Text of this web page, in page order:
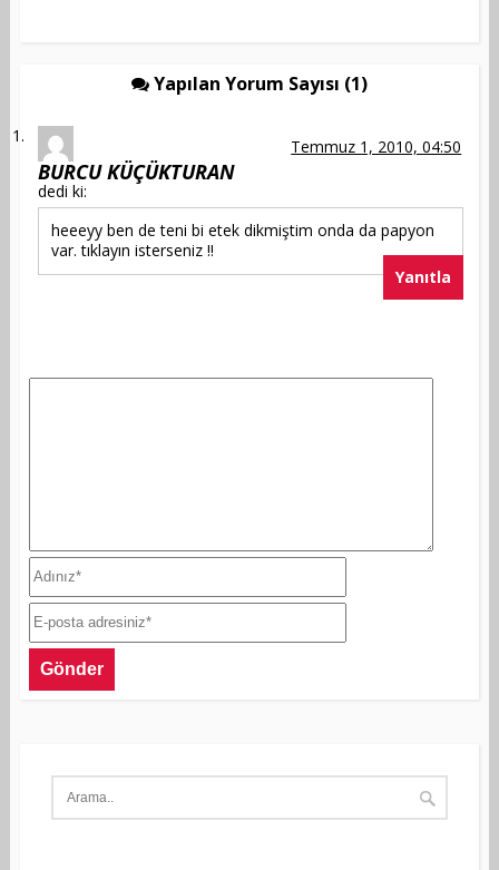
Yapılan Yorum Sayısı (1)
BURCU KÜÇÜKTURAN
dedi ki:
Temmuz 1, 2010, 04:50
heeeyy ben de teni bi etek dikmiştim onda da papyon
var. tıklayın isterseniz !!
Yanıtla